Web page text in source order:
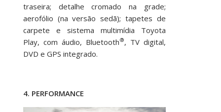
traseira; detalhe cromado na grade;
aerofólio (na versão sedã); tapetes de
carpete e sistema multimídia Toyota
Play, com áudio, Bluetooth®, TV digital,
DVD e GPS integrado.
4. PERFORMANCE